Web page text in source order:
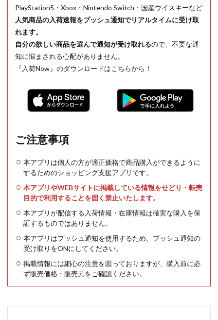
PlayStation5・Xbox・Nintendo Switch・国産ウイスキーなど
人気商品の入荷速報をプッシュ通知でリアルタイムに受け取
れます。
自分の欲しい商品を選んで通知が受け取れるので、不要な通
知に悩まされる心配がありません。
『入荷Now』のダウンロードはこちらから！
ご注意事項
本アプリは個人の方が適正価格で商品購入ができるように
するためのショッピング支援アプリです。
本アプリやWEBサイトに掲載している情報をせどり・転売
目的で利用することを固く禁止いたします。
本アプリが配信する入荷情報・在庫情報は確実な購入を保
証するものではありません。
本アプリはプッシュ通知を使用するため、プッシュ通知の
受け取りをONにしてください。
掲載情報には細心の注意を図っておりますが、購入前に必
ず販売価格・販売元をご確認ください。